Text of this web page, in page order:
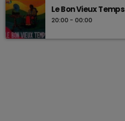
Le Bon Vieux Temps
20:00 - 00:00